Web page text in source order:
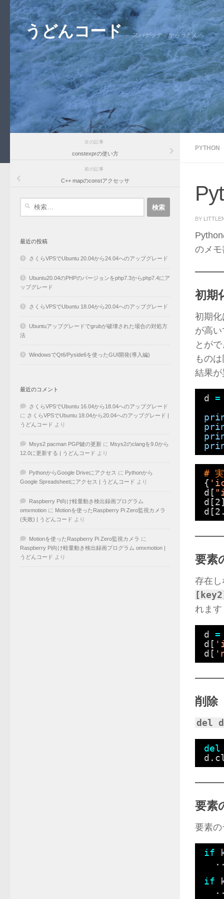
コンテンツへスキップ
うどんコード スパゲッティからうどんへ
PYTHON
BY
のメ
初期
初期
が高
とが
もの
結果
d =
# 実
{
d[
要素
存在し
れます
d =
d[
d[
削除
del
del
要素
要素
if
if
次の記事
constexprの使い方
前の記事
C++ mapのconstアクセッサ
最近の投稿
さくらVPSでUbuntu 20.04から24.04へのアップグレード
Ubuntu20.04のPHPのバージョンをphp7.3からphp7.4にア
ップグレード
さくらVPSでUbuntu 18.04から20.04へのアップグレード
Ubuntuアップグレードでgrubが破壊された場合の対処方
法
WindowsでQt6/Pyside6を使ったGUI開発(導入編)
最近のコメント
さくらVPSでUbuntu 16.04から18.04へのアップグレード
に さくらVPSでUbuntu 18.04から20.04へのアップグレード |
うどんコード より
Msys2 pacman PGP鍵の更新 に Msys2のclangを9.0から
12.0に更新する | うどんコード より
PythonからGoogle Driveにアクセス に Pythonから
Google Spreadsheetにアクセス | うどんコード より
Raspberry Pi向け軽量動き検出録画プログラム
omxmotion に Motionを使ったRaspberry Pi Zero監視カメラ
(失敗) | うどんコード より
Motionを使ったRaspberry Pi Zero監視カメラ に
Raspberry Pi向け軽量動き検出録画プログラム omxmotion |
うどんコード より